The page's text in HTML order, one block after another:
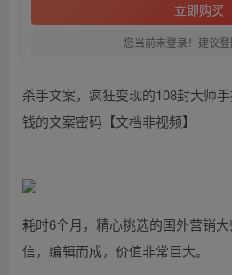
立即购买
您当前未登录！建议
杀手文案，疯狂变现的108封大师
钱的文案密码【文档非视频】
耗时6个月，精心挑选的国外营销
信，编辑而成，价值非常巨大。